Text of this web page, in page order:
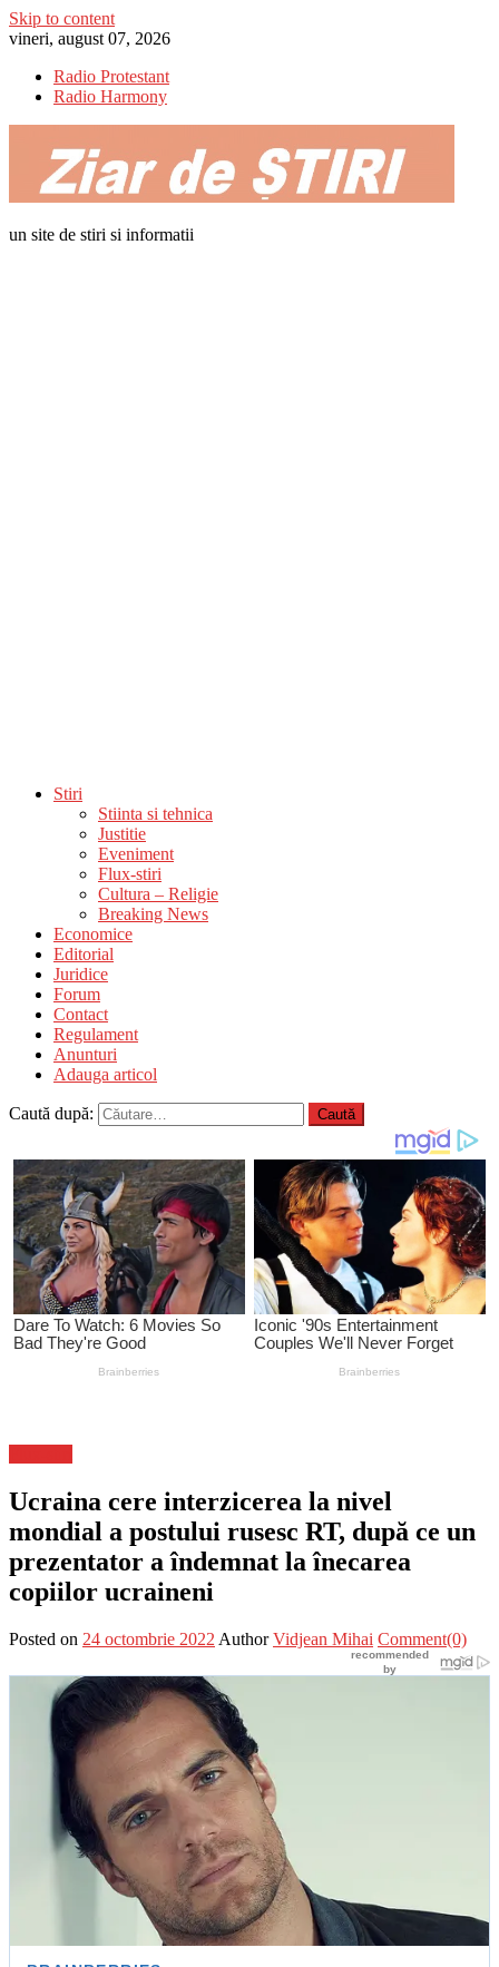
Skip to content
vineri, august 07, 2026
Radio Protestant
Radio Harmony
un site de stiri si informatii
Stiri
Stiinta si tehnica
Justitie
Eveniment
Flux-stiri
Cultura – Religie
Breaking News
Economice
Editorial
Juridice
Forum
Contact
Regulament
Anunturi
Adauga articol
Caută după:
Ucraina cere interzicerea la nivel
mondial a postului rusesc RT, după ce un
prezentator a îndemnat la înecarea
copiilor ucraineni
Posted on 24 octombrie 2022 Author Vidjean Mihai Comment(0)